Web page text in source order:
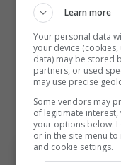
del club
derivanti dai
spaventosa la
austriaci, che
milioni.
Learn more
Your personal data
your device
data) may be stored
partners, or used
may use precise
Some vendors may
of legitimate
your options below.
or in the site menu
and cookie settings.